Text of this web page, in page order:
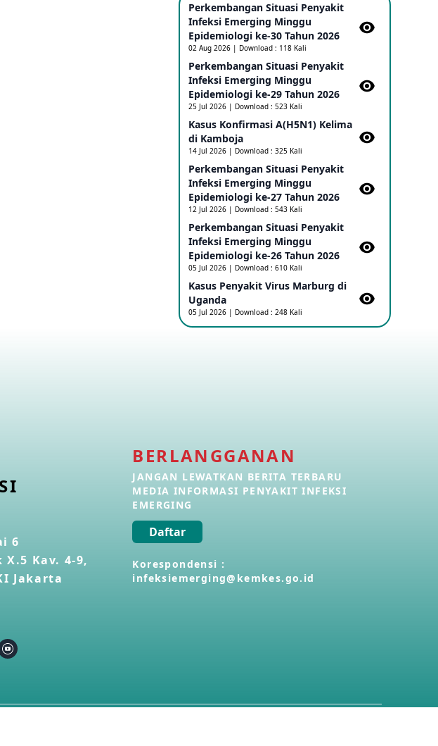
Mpox Clade 1b di Taiwan
25 May 2026
Update Informasi PHEIC Penyakit
Ebola
Penetapan Outbreak Penyakit Ebola di
RD Kongo dan Uganda Sebagai PHEIC
17 May 2026
Outbreak Penyakti Ebola di RD Kongo
16 May 2026
Kasus Konfirmasi A(H5NN6) di Cina
08 May 2026
Update Penyakit Virus Hanta Tipe HPS
Penyakit Meningokokus di Vietnam
28 Apr 2026
Informasi Penyakit POH VAU yang
Perkembangan Situasi Penyakit
Infeksi Emerging Minggu
Epidemiologi ke-30 Tahun 2026
02 Aug 2026 | Download : 118 Kali
Perkembangan Situasi Penyakit
Infeksi Emerging Minggu
Epidemiologi ke-29 Tahun 2026
25 Jul 2026 | Download : 523 Kali
Kasus Konfirmasi A(H5N1) Kelima
di Kamboja​
14 Jul 2026 | Download : 325 Kali
Perkembangan Situasi Penyakit
Infeksi Emerging Minggu
Epidemiologi ke-27 Tahun 2026
12 Jul 2026 | Download : 543 Kali
Perkembangan Situasi Penyakit
Infeksi Emerging Minggu
Epidemiologi ke-26 Tahun 2026
05 Jul 2026 | Download : 610 Kali
Kasus Penyakit Virus Marburg di
Uganda
05 Jul 2026 | Download : 248 Kali
6
X.5 Kav. 4-9,
Jakarta
BERLANGGANAN
JANGAN LEWATKAN BERITA TERBARU
MEDIA INFORMASI PENYAKIT INFEKSI
EMERGING
Daftar
Korespondensi :
infeksiemerging@kemkes.go.id